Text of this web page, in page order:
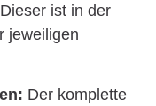
ist in der
jeweiligen
Der komplette